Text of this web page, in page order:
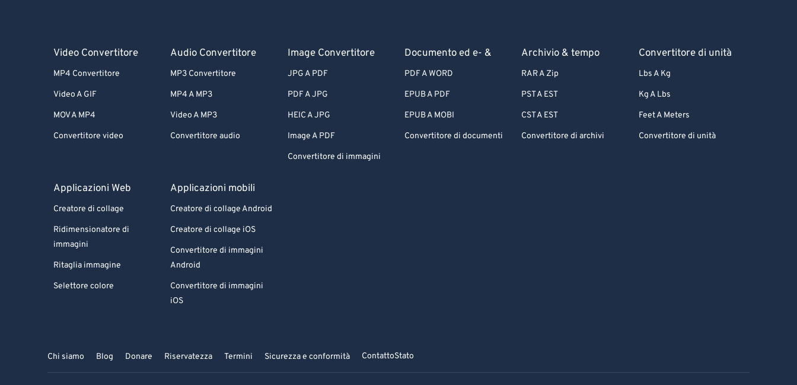
Video Convertitore
MP4 Convertitore
Video A GIF
MOV A MP4
Convertitore video
Audio Convertitore
MP3 Convertitore
MP4 A MP3
Video A MP3
Convertitore audio
Image Convertitore
JPG A PDF
PDF A JPG
HEIC A JPG
Image A PDF
Convertitore di immagini
Documento ed e- &
PDF A WORD
EPUB A PDF
EPUB A MOBI
Convertitore di documenti
Archivio & tempo
RAR A Zip
PST A EST
CST A EST
Convertitore di archivi
Convertitore di unità
Lbs A Kg
Kg A Lbs
Feet A Meters
Convertitore di unità
Applicazioni Web
Creatore di collage
Ridimensionatore di
immagini
Ritaglia immagine
Selettore colore
Applicazioni mobili
Creatore di collage Android
Creatore di collage iOS
Convertitore di immagini
Android
Convertitore di immagini
iOS
Chi siamo Blog Donare Riservatezza Termini Sicurezza e conformità ContattoStato